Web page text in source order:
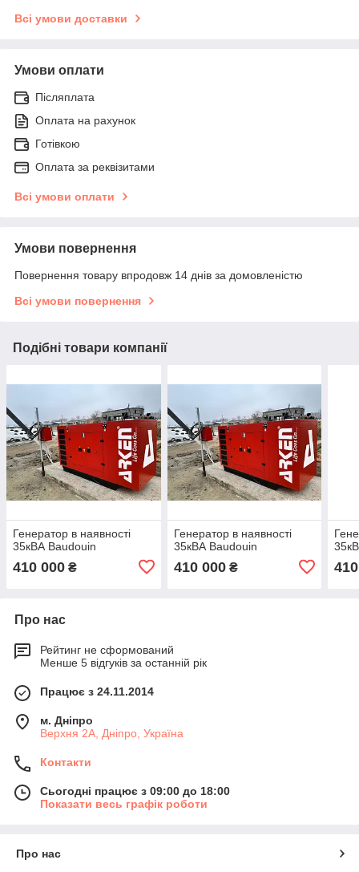
Всі умови доставки
Умови оплати
Післяплата
Оплата на рахунок
Готівкою
Оплата за реквізитами
Всі умови оплати
Умови повернення
Повернення товару впродовж 14 днів за домовленістю
Всі умови повернення
Подібні товари компанії
Генератор в наявності
35кВА Baudouin
410 000 ₴
Генератор в наявності
35кВА Baudouin
410 000₴
Про нас
Рейтинг не сформований
Менше 5 відгуків за останній рік
Працює з 24.11.2014
м. Дніпро
Верхня 2А, Дніпро, Україна
Контакти
Сьогодні працює з 09:00 до 18:00
Показати весь графік роботи
Про нас